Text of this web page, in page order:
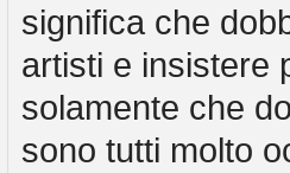
significa che
artisti e insistere
solamente che
sono tutti molto